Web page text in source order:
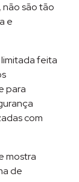
são tão
e
feita
para
com
mostra
de